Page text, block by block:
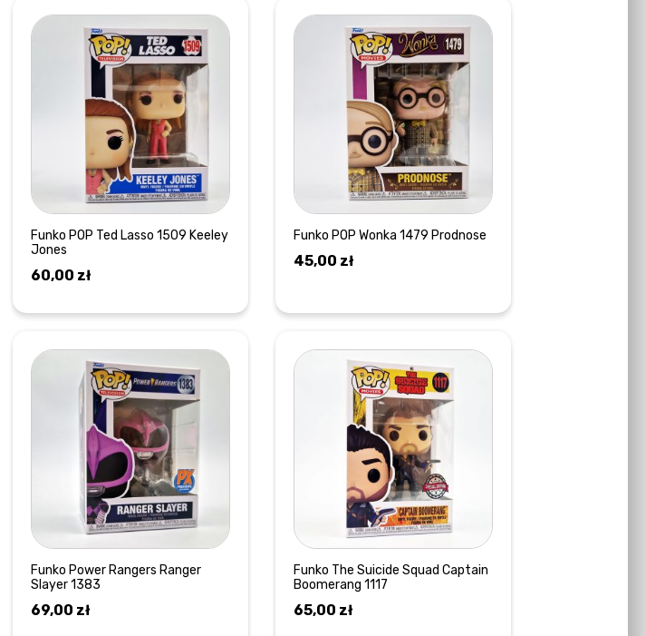
Funko POP Ted Lasso 1509 Keeley
Jones
60,00 zł
Funko POP Wonka 1479 Prodnose
45,00 zł
Funko Power Rangers Ranger
Slayer 1383
69,00 zł
Funko The Suicide Squad Captain
Boomerang 1117
65,00 zł